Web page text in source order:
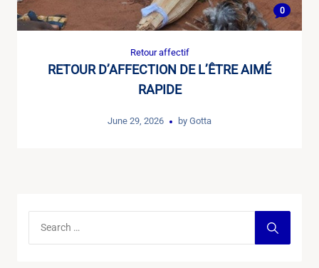
0
Retour affectif
RETOUR D’AFFECTION DE L’ÊTRE AIMÉ
RAPIDE
June 29, 2026 by Gotta